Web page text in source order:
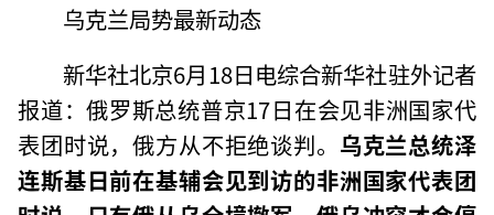
乌克兰局势最新动态
新华社北京6月18日电综合新华社驻外记者
报道：俄罗斯总统普京17日在会见非洲国家代
表团时说，俄方从不拒绝谈判。 乌克兰总统泽
连斯基日前在基辅会见到访的非洲国家代表团